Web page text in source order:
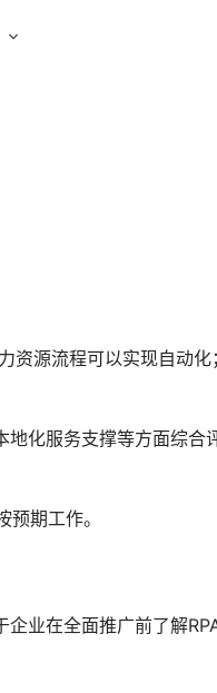
源流程可以实现自动化；
地化服务支撑等方面综合
期工作。
业在全面推广前了解